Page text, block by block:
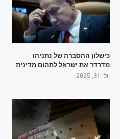
כישלון ההסברה של נתניהו
מדרדר את ישראל לתהום מדינית
יולי 31, 2025